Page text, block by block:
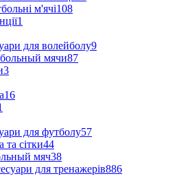
м'ячі108
1
для волейболу9
мячи87
3
16
для футболу57
та сітки44
мяч38
для тренажерів886